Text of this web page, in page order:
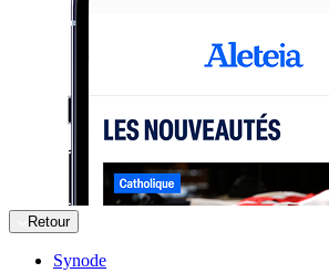
Retour
Synode